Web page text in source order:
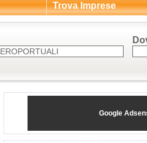
Trova Imprese
Google